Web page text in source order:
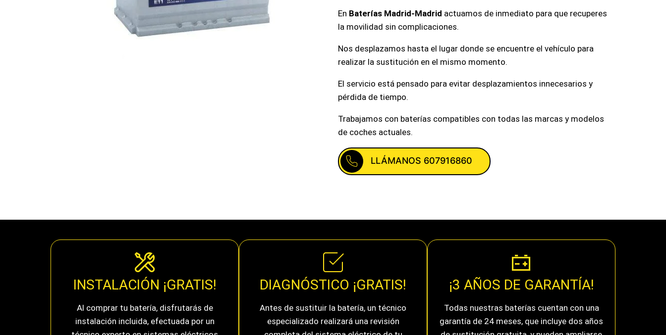
En Baterías Madrid-Madrid actuamos de inmediato para que recuperes
la movilidad sin complicaciones.
Nos desplazamos hasta el lugar donde se encuentre el vehículo para
realizar la sustitución en el mismo momento.
El servicio está pensado para evitar desplazamientos innecesarios y
pérdida de tiempo.
Trabajamos con baterías compatibles con todas las marcas y modelos
de coches actuales.
LLÁMANOS 607916860
INSTALACIÓN ¡GRATIS!
Al comprar tu batería, disfrutarás de
instalación incluida, efectuada por un
DIAGNÓSTICO ¡GRATIS!
Antes de sustituir la batería, un técnico
especializado realizará una revisión
¡3 AÑOS DE GARANTÍA!
Todas nuestras baterías cuentan con una
garantía de 24 meses, que incluye dos años